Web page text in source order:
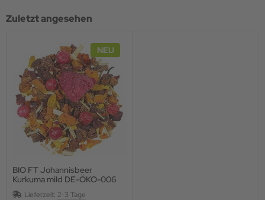
Zuletzt angesehen
NEU
BIO FT Johannisbeer
Kurkuma mild DE-ÖKO-006
Lieferzeit: 2-3 Tage